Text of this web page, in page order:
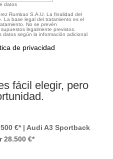
datos
Rumbao S.A.U. La finalidad del
La base legal del tratamiento es el
No se prevén
legalmente previstos.
datos según la información adicional
de privacidad
fácil elegir, pero
€* | Audi A3 Sportback
28.500 €*